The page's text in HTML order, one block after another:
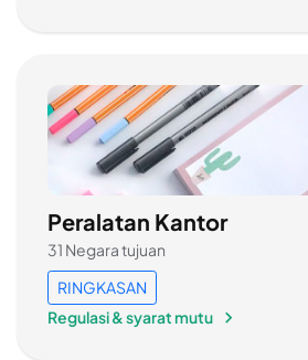
Peralatan Kantor
31 Negara tujuan
RINGKASAN
Regulasi & syarat mutu